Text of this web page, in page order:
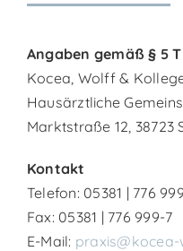
Angaben gemäß § 5
Kocea, Wolff &
Hausärztliche
Marktstraße 12, 38723
Kontakt
Telefon: 05381 | 776
Fax: 05381 | 776 999-7
E-Mail: